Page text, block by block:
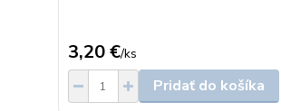
3,20 €/ks
Pridať do košíka